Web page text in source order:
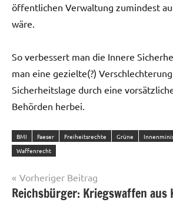
öffentlichen Verwaltung zumindest
wäre.
So verbessert man die Innere
man eine gezielte(?)
Sicherheitslage durch eine
Behörden herbei.
BMI Faeser Freiheitsrechte Grüne
Waffenrecht
Beitragsnavigation
Vorheriger Beitrag
Reichsbürger: Kriegswaffen aus